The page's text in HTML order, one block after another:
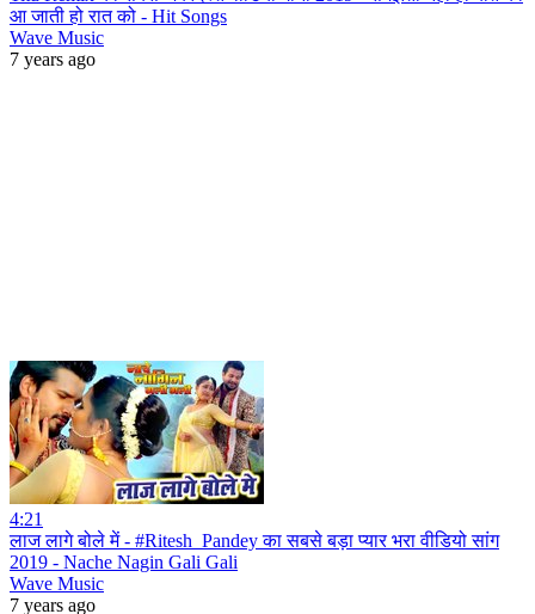
आ जाती हो रात को - Hit Songs
Wave Music
7 years ago
4:21
लाज लागे बोले में - #Ritesh_Pandey का सबसे बड़ा प्यार भरा वीडियो सांग
2019 - Nache Nagin Gali Gali
Wave Music
7 years ago